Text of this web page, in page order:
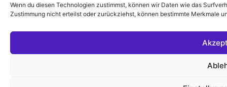
Wenn du diesen Technologien zustimmst, können wir Daten wie das
Zustimmung nicht erteilst oder zurückziehst, können bestimmte Merkmale